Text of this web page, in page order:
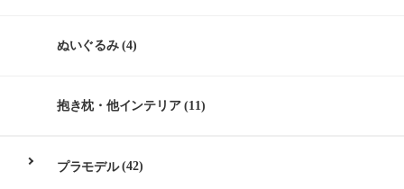
ぬいぐるみ(4)
抱き枕・他インテリア(11)
プラモデル(42)